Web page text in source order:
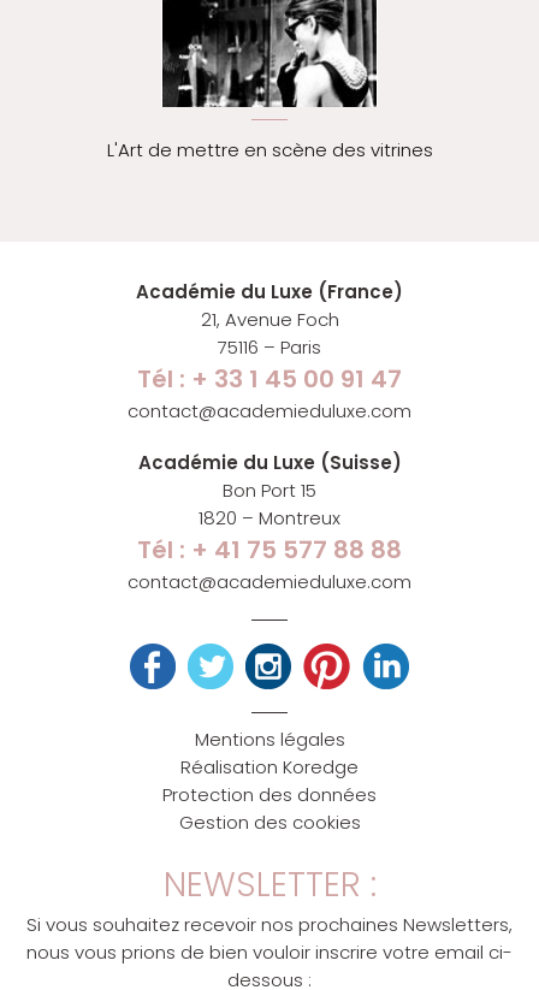
L'Art de mettre en scène des vitrines
Académie du Luxe (France)
21, Avenue Foch
75116 – Paris
Tél : + 33 1 45 00 91 47
contact@academieduluxe.com
Académie du Luxe (Suisse)
Bon Port 15
1820 – Montreux
Tél : + 41 75 577 88 88
contact@academieduluxe.com
Mentions légales
Réalisation Koredge
Protection des données
Gestion des cookies
NEWSLETTER :
Si vous souhaitez recevoir nos prochaines Newsletters,
nous vous prions de bien vouloir inscrire votre email ci-
dessous :